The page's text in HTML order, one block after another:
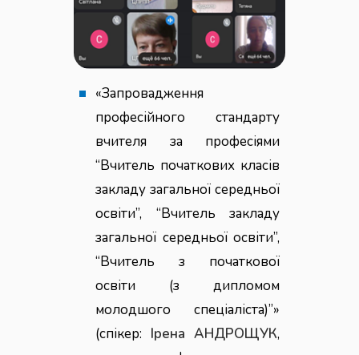
«Запровадження
професійного стандарту
вчителя за професіями
“Вчитель початкових класів
закладу загальної середньої
освіти”, “Вчитель закладу
загальної середньої освіти”,
“Вчитель з початкової
освіти (з дипломом
молодшого спеціаліста)”»
(спікер: Ірена АНДРОЩУК,